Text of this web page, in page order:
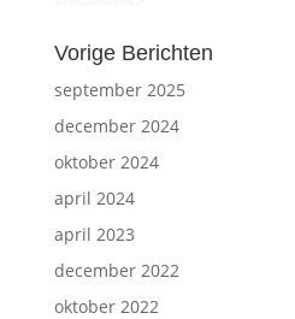
Vorige Berichten
september 2025
december 2024
oktober 2024
april 2024
april 2023
december 2022
oktober 2022